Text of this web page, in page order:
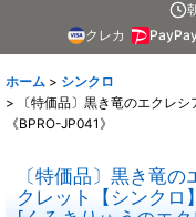
クレカ
ホーム > シンクロ
>
〔特価品〕黒き竜のエクレ
《BPRO-JP041》
〔特価品〕黒き竜
クレット【シンクロ